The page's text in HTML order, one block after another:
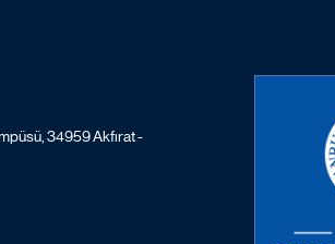
34959 Akfırat -